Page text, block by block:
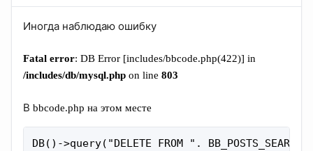
Иногда наблюдаю ошибку
Fatal error: DB Error [includes/bbcode.php(422)] in
/includes/db/mysql.php on line 803
В bbcode.php на этом месте
DB()->query("DELETE FROM ".